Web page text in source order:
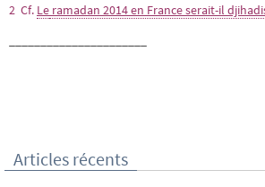
2 Cf. Le ramadan 2014 en France serait-il
Articles récents